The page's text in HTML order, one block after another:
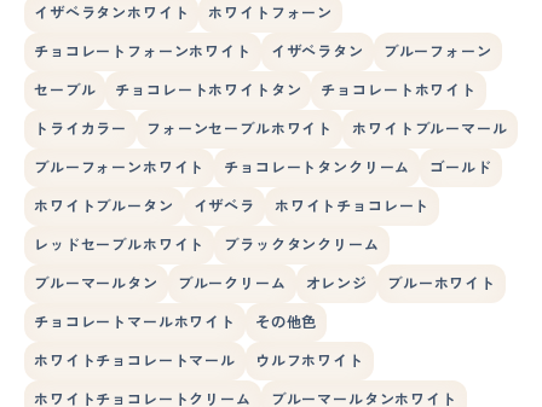
イザベラタンホワイト ホワイトフォーン
チョコレートフォーンホワイト イザベラタン ブルーフォーン
セーブル チョコレートホワイトタン チョコレートホワイト
トライカラー フォーンセーブルホワイト ホワイトブルーマール
ブルーフォーンホワイト チョコレートタンクリーム ゴールド
ホワイトブルータン イザベラ ホワイトチョコレート
レッドセーブルホワイト ブラックタンクリーム
ブルーマールタン ブルークリーム オレンジ ブルーホワイト
チョコレートマールホワイト その他色
ホワイトチョコレートマール ウルフホワイト
ホワイトチョコレートクリーム ブルーマールタンホワイト